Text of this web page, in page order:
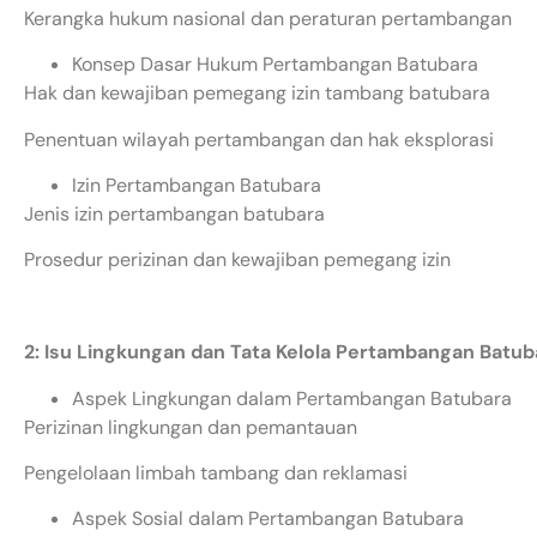
Kerangka hukum nasional dan peraturan pertambangan
Konsep Dasar Hukum Pertambangan Batubara
Hak dan kewajiban pemegang izin tambang batubara
Penentuan wilayah pertambangan dan hak eksplorasi
Izin Pertambangan Batubara
Jenis izin pertambangan batubara
Prosedur perizinan dan kewajiban pemegang izin
2: Isu Lingkungan dan Tata Kelola Pertambangan
Aspek Lingkungan dalam Pertambangan Batubara
Perizinan lingkungan dan pemantauan
Pengelolaan limbah tambang dan reklamasi
Aspek Sosial dalam Pertambangan Batubara